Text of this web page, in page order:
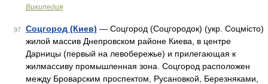
Википедия
97 Соцгород (Киев) — Соцгород (Соцгородок) (укр. Соцмісто)
жилой массив Днепровском районе Киева, в центре
Дарницы (первый на левобережье) и прилегающая к
жилмассиву промышленная зона. Соцгород расположен
между Броварским проспектом, Русановкой, Березняками,